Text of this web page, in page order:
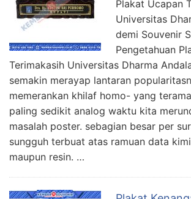
Plakat Ucapan
Universitas
demi Souvenir
Pengetahuan
Terimakasih Universitas Dharma
semakin merayap lantaran
memerankan khilaf homo- yang
paling sedikit analog waktu kita
masalah poster. sebagian besar per
sungguh terbuat atas ramuan data
maupun resin. …